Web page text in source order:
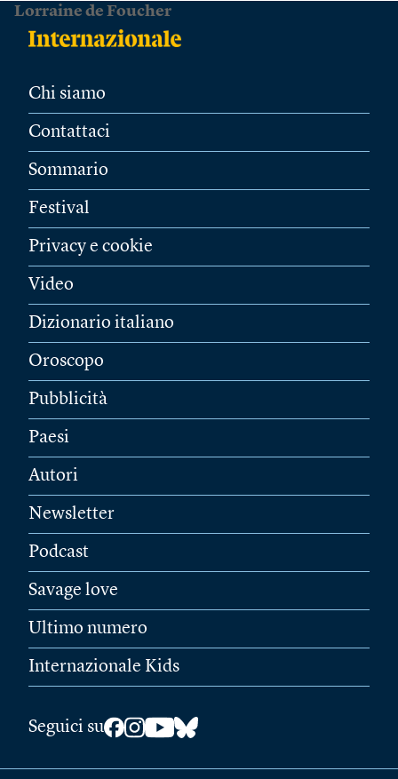
Lorraine de Foucher
Chi siamo
Contattaci
Sommario
Festival
Privacy e cookie
Video
Dizionario italiano
Oroscopo
Pubblicità
Paesi
Autori
Newsletter
Podcast
Savage love
Ultimo numero
Internazionale Kids
Seguici su